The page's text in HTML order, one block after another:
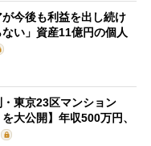
が今後も利益を出し続け
い」資産11億円の個人
・東京23区マンション
を大公開】年収500万円、